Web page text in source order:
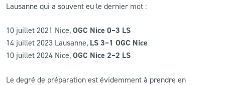
L’APP DU LS
LS ACADEMY CAMPS
MATCH DES CELEBRITES
Lausanne qui a souvent eu le dernier mot :
10 juillet 2021 Nice, OGC Nice 0–3 LS
14 juillet 2023 Lausanne, LS 3–1 OGC Nice
10 juillet 2024 Nice, OGC Nice 2–2 LS
Le degré de préparation est évidemment à prendre en